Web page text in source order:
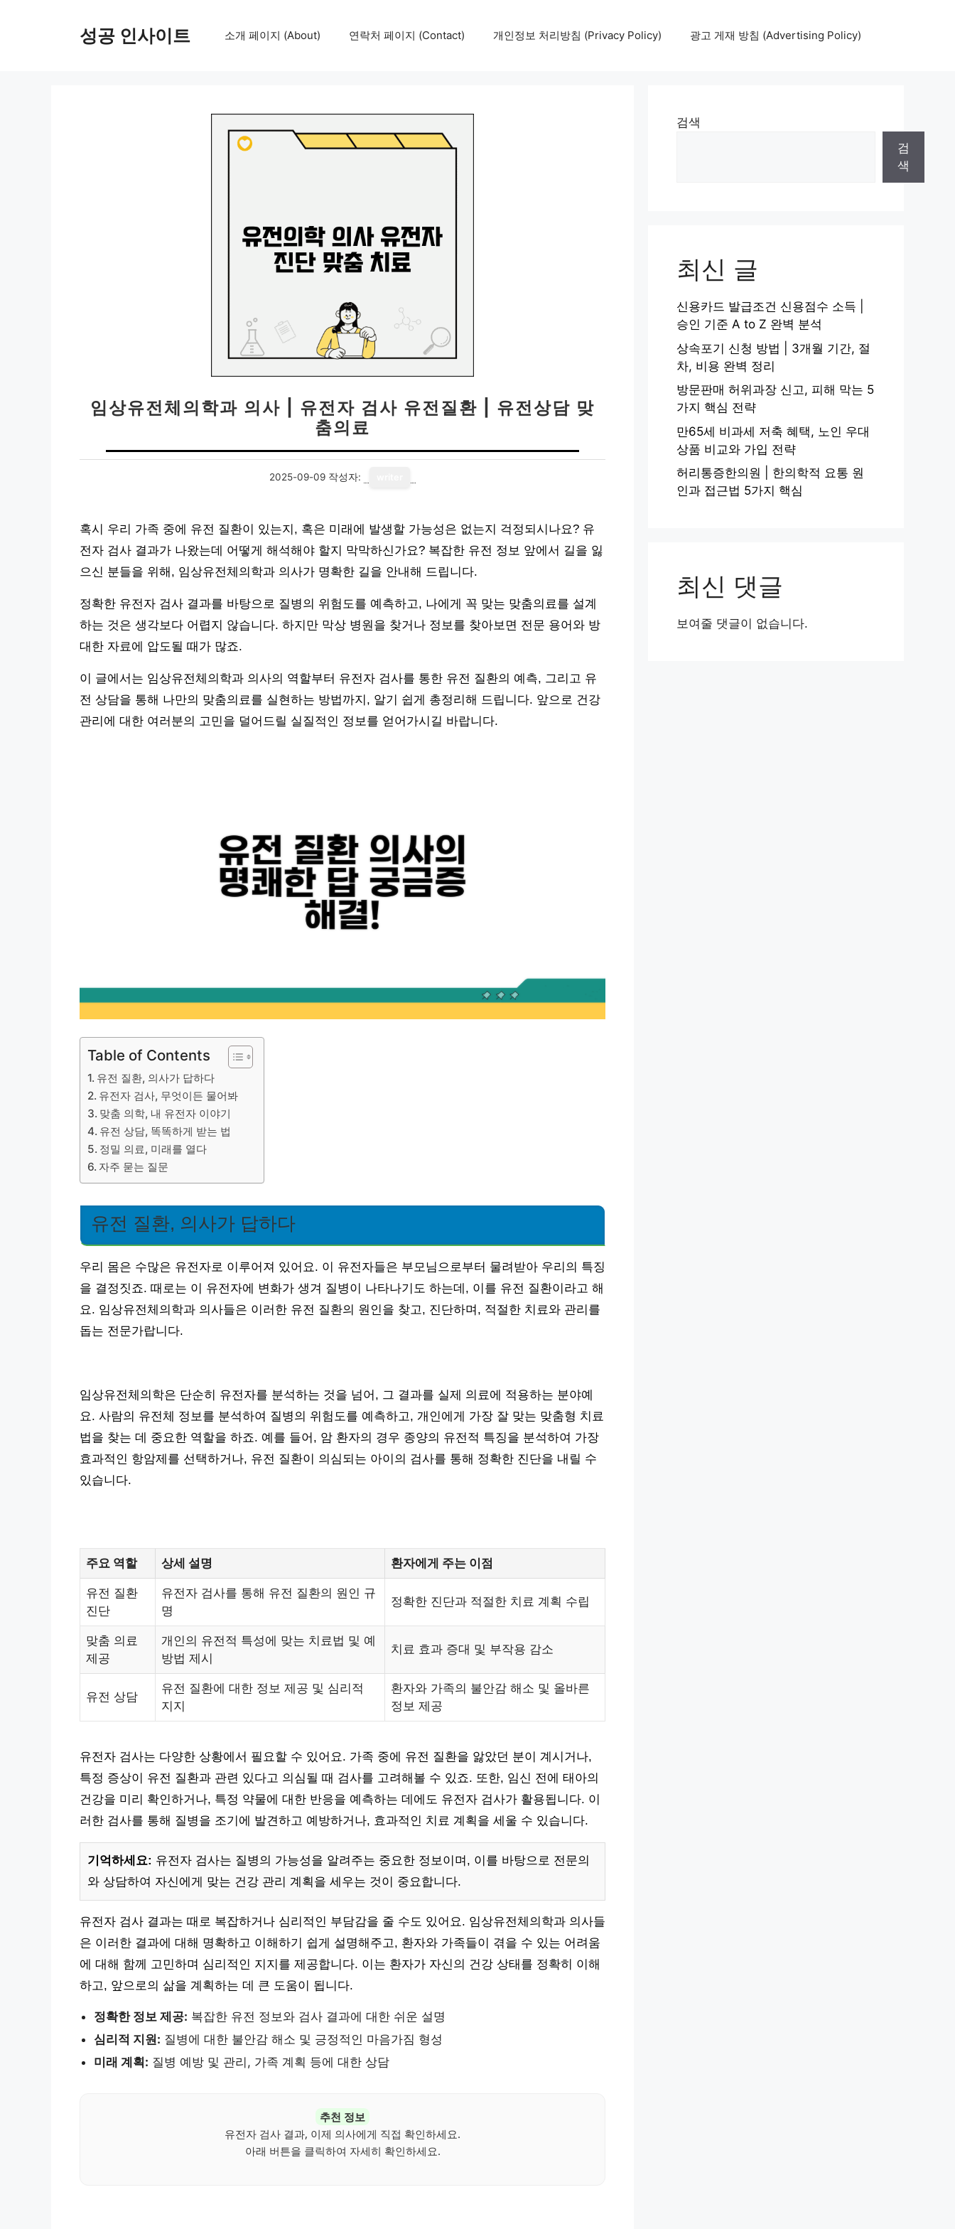
성공 인사이트 소개 페이지 (About) 연락처 페이지 (Contact) 개인정보 처리방침 (Privacy Policy) 광고 게재 방침 (Advertising Policy)
임상유전체의학과 의사 | 유전자 검사 유전질환 | 유전상담 맞
춤의료
2025-09-09 작성자:
혹시 우리 가족 중에 유전 질환이 있는지, 혹은 미래에 발생할 가능성은 없는지 걱정되시나요? 유
전자 검사 결과가 나왔는데 어떻게 해석해야 할지 막막하신가요? 복잡한 유전 정보 앞에서 길을 잃
으신 분들을 위해, 임상유전체의학과 의사가 명확한 길을 안내해 드립니다.
정확한 유전자 검사 결과를 바탕으로 질병의 위험도를 예측하고, 나에게 꼭 맞는 맞춤의료를 설계
하는 것은 생각보다 어렵지 않습니다. 하지만 막상 병원을 찾거나 정보를 찾아보면 전문 용어와 방
대한 자료에 압도될 때가 많죠.
이 글에서는 임상유전체의학과 의사의 역할부터 유전자 검사를 통한 유전 질환의 예측, 그리고 유
전 상담을 통해 나만의 맞춤의료를 실현하는 방법까지, 알기 쉽게 총정리해 드립니다. 앞으로 건강
관리에 대한 여러분의 고민을 덜어드릴 실질적인 정보를 얻어가시길 바랍니다.
Table of Contents
유전 질환, 의사가 답하다
유전자 검사, 무엇이든 물어봐
맞춤 의학, 내 유전자 이야기
유전 상담, 똑똑하게 받는 법
정밀 의료, 미래를 열다
자주 묻는 질문
유전 질환, 의사가 답하다
우리 몸은 수많은 유전자로 이루어져 있어요. 이 유전자들은 부모님으로부터 물려받아 우리의 특징
을 결정짓죠. 때로는 이 유전자에 변화가 생겨 질병이 나타나기도 하는데, 이를 유전 질환이라고 해
요. 임상유전체의학과 의사들은 이러한 유전 질환의 원인을 찾고, 진단하며, 적절한 치료와 관리를
돕는 전문가랍니다.
임상유전체의학은 단순히 유전자를 분석하는 것을 넘어, 그 결과를 실제 의료에 적용하는 분야예
요. 사람의 유전체 정보를 분석하여 질병의 위험도를 예측하고, 개인에게 가장 잘 맞는 맞춤형 치료
법을 찾는 데 중요한 역할을 하죠. 예를 들어, 암 환자의 경우 종양의 유전적 특징을 분석하여 가장
효과적인 항암제를 선택하거나, 유전 질환이 의심되는 아이의 검사를 통해 정확한 진단을 내릴 수
있습니다.
주요 역할 상세 설명 환자에게 주는 이점
유전 질환
진단
유전자 검사를 통해 유전 질환의 원인 규
명
정확한 진단과 적절한 치료 계획 수립
맞춤 의료
제공
개인의 유전적 특성에 맞는 치료법 및 예
방법 제시
치료 효과 증대 및 부작용 감소
유전 상담
유전 질환에 대한 정보 제공 및 심리적
지지
환자와 가족의 불안감 해소 및 올바른
정보 제공
유전자 검사는 다양한 상황에서 필요할 수 있어요. 가족 중에 유전 질환을 앓았던 분이 계시거나,
특정 증상이 유전 질환과 관련 있다고 의심될 때 검사를 고려해볼 수 있죠. 또한, 임신 전에 태아의
건강을 미리 확인하거나, 특정 약물에 대한 반응을 예측하는 데에도 유전자 검사가 활용됩니다. 이
러한 검사를 통해 질병을 조기에 발견하고 예방하거나, 효과적인 치료 계획을 세울 수 있습니다.
기억하세요: 유전자 검사는 질병의 가능성을 알려주는 중요한 정보이며, 이를 바탕으로 전문의
와 상담하여 자신에게 맞는 건강 관리 계획을 세우는 것이 중요합니다.
유전자 검사 결과는 때로 복잡하거나 심리적인 부담감을 줄 수도 있어요. 임상유전체의학과 의사들
은 이러한 결과에 대해 명확하고 이해하기 쉽게 설명해주고, 환자와 가족들이 겪을 수 있는 어려움
에 대해 함께 고민하며 심리적인 지지를 제공합니다. 이는 환자가 자신의 건강 상태를 정확히 이해
하고, 앞으로의 삶을 계획하는 데 큰 도움이 됩니다.
정확한 정보 제공: 복잡한 유전 정보와 검사 결과에 대한 쉬운 설명
심리적 지원: 질병에 대한 불안감 해소 및 긍정적인 마음가짐 형성
미래 계획: 질병 예방 및 관리, 가족 계획 등에 대한 상담
추천 정보
유전자 검사 결과, 이제 의사에게 직접 확인하세요.
아래 버튼을 클릭하여 자세히 확인하세요.
검색
검
색
최신 글
신용카드 발급조건 신용점수 소득 |
승인 기준 A to Z 완벽 분석
상속포기 신청 방법 | 3개월 기간, 절
차, 비용 완벽 정리
방문판매 허위과장 신고, 피해 막는 5
가지 핵심 전략
만65세 비과세 저축 혜택, 노인 우대
상품 비교와 가입 전략
허리통증한의원 | 한의학적 요통 원
인과 접근법 5가지 핵심
최신 댓글
보여줄 댓글이 없습니다.